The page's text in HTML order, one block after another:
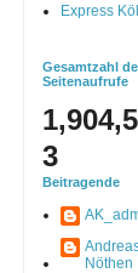
Express
Gesamtzahl
Seitenaufrufe
3
Beitragende
Nöthen